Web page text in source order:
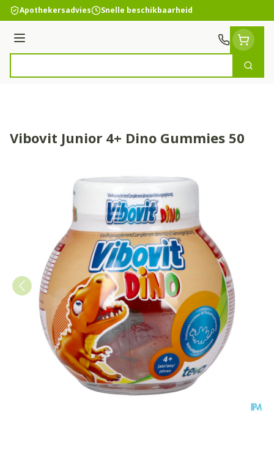
Ga naar de inhoud
Apothekersadvies Snelle beschikbaarheid
Menu
Zoek
Vibovit Junior 4+ Dino Gummies 50